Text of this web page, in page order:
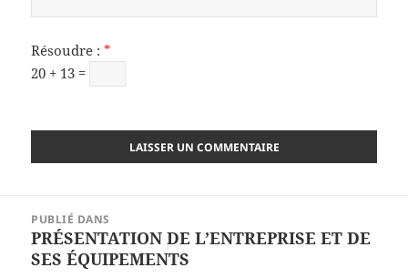
Résoudre :*
20 + 13 =
l’article
PUBLIÉ DANS
PRÉSENTATION DE L’ENTREPRISE ET DE
SES ÉQUIPEMENTS